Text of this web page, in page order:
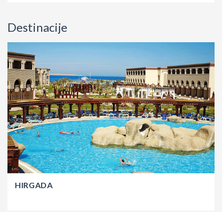
Destinacije
HIRGADA